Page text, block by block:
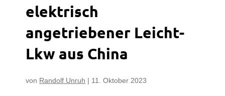
elektrisch
angetriebener Leicht-
Lkw aus China
von Randolf Unruh | 11. Oktober 2023